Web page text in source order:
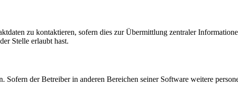
zu kontaktieren, sofern dies zur Übermittlung zentraler
Stelle erlaubt hast.
der Betreiber in anderen Bereichen seiner Software weitere